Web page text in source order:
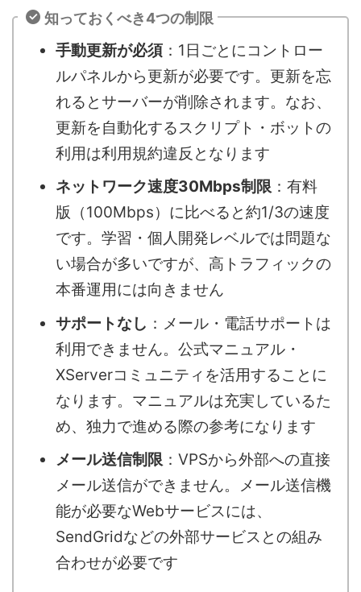
知っておくべき4つの制限
手動更新が必須 ：1日ごとにコントロー
ルパネルから更新が必要です。更新を忘
れるとサーバーが削除されます。なお、
更新を自動化するスクリプト・ボットの
利用は利用規約違反となります
ネットワーク速度30Mbps制限 ：有料
版（100Mbps）に比べると約1/3の速度
です。学習・個人開発レベルでは問題な
い場合が多いですが、高トラフィックの
本番運用には向きません
サポートなし ：メール・電話サポートは
利用できません。公式マニュアル・
XServerコミュニティを活用することに
なります。マニュアルは充実しているた
め、独力で進める際の参考になります
メール送信制限 ：VPSから外部への直接
メール送信ができません。メール送信機
能が必要なWebサービスには、
SendGridなどの外部サービスとの組み
合わせが必要です